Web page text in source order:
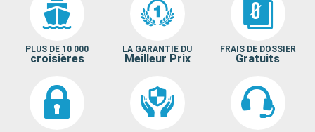
PLUS DE 10 000
croisières
LA GARANTIE DU
Meilleur Prix
FRAIS DE DOSSIER
Gratuits